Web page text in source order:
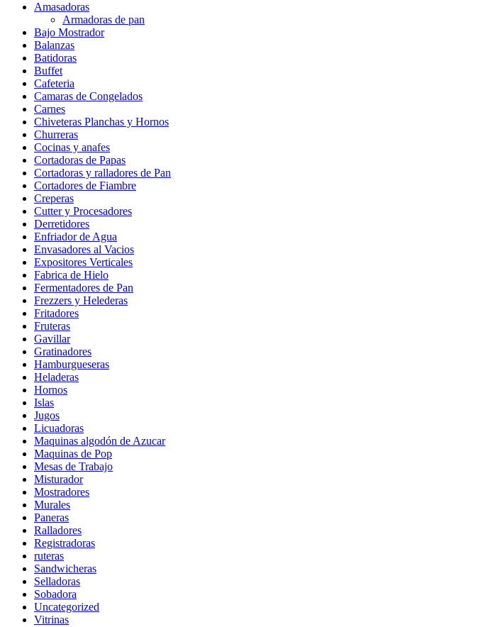
Amasadoras
Armadoras de pan
Bajo Mostrador
Balanzas
Batidoras
Buffet
Cafeteria
Camaras de Congelados
Carnes
Chiveteras Planchas y Hornos
Churreras
Cocinas y anafes
Cortadoras de Papas
Cortadoras y ralladores de Pan
Cortadores de Fiambre
Creperas
Cutter y Procesadores
Derretidores
Enfriador de Agua
Envasadores al Vacios
Expositores Verticales
Fabrica de Hielo
Fermentadores de Pan
Frezzers y Helederas
Fritadores
Fruteras
Gavillar
Gratinadores
Hamburgueseras
Heladeras
Hornos
Islas
Jugos
Licuadoras
Maquinas algodón de Azucar
Maquinas de Pop
Mesas de Trabajo
Misturador
Mostradores
Murales
Paneras
Ralladores
Registradoras
ruteras
Sandwicheras
Selladoras
Sobadora
Uncategorized
Vitrinas